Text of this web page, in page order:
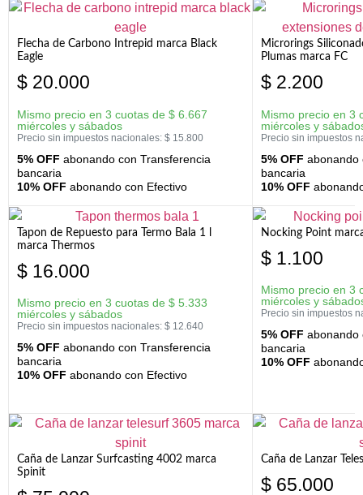
Flecha de Carbono Intrepid marca Black
Eagle
$ 20.000
Mismo precio en 3 cuotas de $ 6.667
miércoles y sábados
Precio sin impuestos nacionales: $ 15.800
5% OFF abonando con Transferencia
bancaria
10% OFF abonando con Efectivo
Microrings
Plumas marca FC
$ 2.200
Mismo precio en 3
miércoles y
Precio sin impuestos
5% OFF abonando
bancaria
10% OFF
Tapon de Repuesto para Termo Bala 1 l
marca Thermos
$ 16.000
Mismo precio en 3 cuotas de $ 5.333
miércoles y sábados
Precio sin impuestos nacionales: $ 12.640
5% OFF abonando con Transferencia
bancaria
10% OFF abonando con Efectivo
Nocking Point
$ 1.100
Mismo precio en 3
miércoles y
Precio sin impuestos
5% OFF abonando
bancaria
10% OFF
Caña de Lanzar Surfcasting 4002 marca
Spinit
Caña de Lanzar
$ 65.000